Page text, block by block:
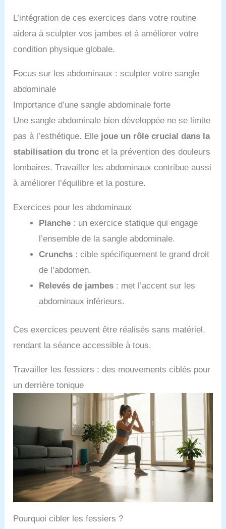
L’intégration de ces exercices dans votre routine
aidera à sculpter vos jambes et à améliorer votre
condition physique globale.
Focus sur les abdominaux : sculpter votre sangle
abdominale
Importance d’une sangle abdominale forte
Une sangle abdominale bien développée ne se limite
pas à l’esthétique. Elle joue un rôle crucial dans la
stabilisation du tronc et la prévention des douleurs
lombaires. Travailler les abdominaux contribue aussi
à améliorer l’équilibre et la posture.
Exercices pour les abdominaux
Planche : un exercice statique qui engage
l’ensemble de la sangle abdominale.
Crunchs : cible spécifiquement le grand droit
de l’abdomen.
Relevés de jambes : met l’accent sur les
abdominaux inférieurs.
Ces exercices peuvent être réalisés sans matériel,
rendant la séance accessible à tous.
Travailler les fessiers : des mouvements ciblés pour
un derrière tonique
Pourquoi cibler les fessiers ?